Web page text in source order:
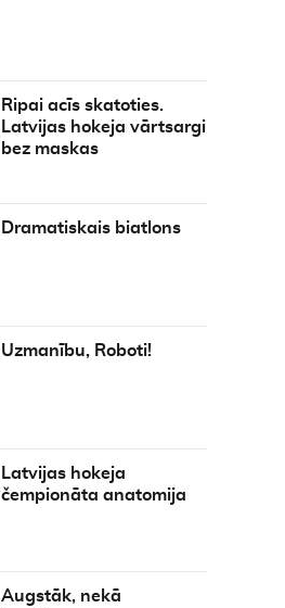
Ripai acīs skatoties.
Latvijas hokeja vārtsargi
bez maskas
Dramatiskais biatlons
Uzmanību, Roboti!
Latvijas hokeja
čempionāta anatomija
Augstāk, nekā